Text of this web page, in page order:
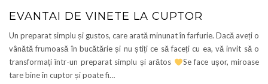
EVANTAI DE VINETE LA CUPTOR
Un preparat simplu și gustos, care arată minunat în farfurie. Dacă aveți o
vânătă frumoasă în bucătărie și nu știți ce să faceți cu ea, vă invit să o
transformați într-un preparat simplu și arătos
Se face ușor, miroase
tare bine în cuptor și poate fi…